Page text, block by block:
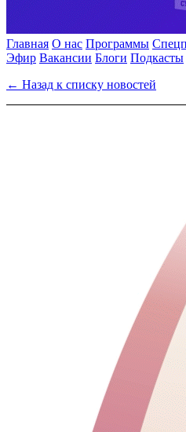
Главная О нас Программы
Эфир Вакансии Блоги Подкасты
← Назад к списку новостей